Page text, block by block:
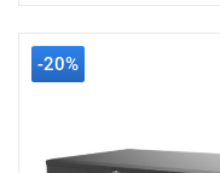
-20%